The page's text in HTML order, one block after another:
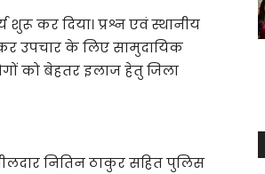
कर दिया। प्रश्न एवं स्थानीय
उपचार के लिए सामुदायिक
को बेहतर इलाज हेतु जिला
नितिन ठाकुर सहित पुलिस